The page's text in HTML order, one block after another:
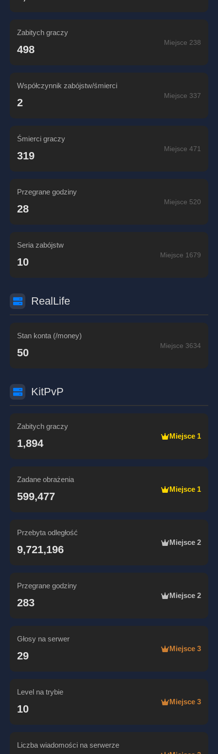
Zabitych graczy
498
Miejsce 238
Współczynnik zabójstw/śmierci
2
Miejsce 337
Śmierci graczy
319
Miejsce 471
Przegrane godziny
28
Miejsce 520
Seria zabójstw
10
Miejsce 1679
RealLife
Stan konta (/money)
50
Miejsce 3634
KitPvP
Zabitych graczy
1,894
Miejsce 1
Zadane obrażenia
599,477
Miejsce 1
Przebyta odległość
9,721,196
Miejsce 2
Przegrane godziny
283
Miejsce 2
Głosy na serwer
29
Miejsce 3
Level na trybie
10
Miejsce 3
Liczba wiadomości na serwerze